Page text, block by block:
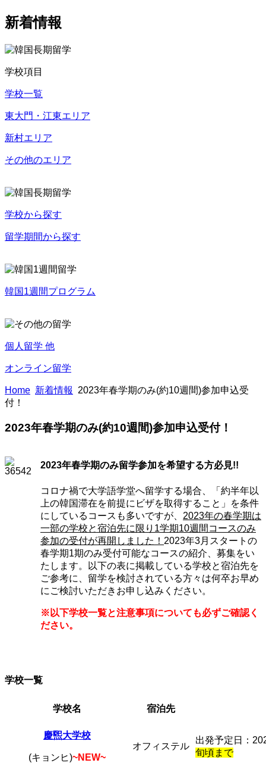
新着情報
学校項目
学校一覧
東大門・江東エリア
新村エリア
その他のエリア
学校から探す
留学期間から探す
韓国1週間プログラム
個人留学 他
オンライン留学
Home 新着情報
2023年春学期のみ(約10週間)参加申込受
付！
2023年春学期のみ(約10週間)参加申込受付！
2023年春学期のみ留学参加を希望する方必見!!
コロナ禍で大学語学堂へ留学する場合、「約半年以
上の韓国滞在を前提にビザを取得すること」を条件
にしているコースも多いですが、 2023年の春学期は
一部の学校と宿泊先に限り1学期10週間コースのみ
参加の受付が再開しました！ 2023年3月スタートの
春学期1期のみ受付可能なコースの紹介、募集をい
たします。以下の表に掲載している学校と宿泊先を
ご参考に、留学を検討されている方々は何卒お早め
にご検討いただきお申し込みください。
※以下学校一覧と注意事項についても必ずご確認く
ださい。
学校一覧
学校名 宿泊先
慶煕大学校
(キョンヒ)~NEW~
オフィステル
出発予定日：
旬頃まで